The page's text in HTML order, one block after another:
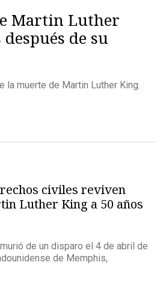
Martin Luther
de su
la muerte de Martin Luther King.
civiles reviven
Luther King a 50 años
de un disparo el 4 de abril de
de Memphis,